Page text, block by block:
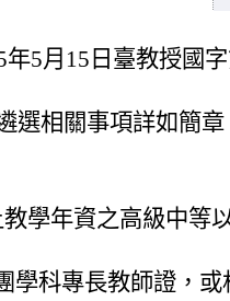
5月15日臺教授國
選相關事項詳如簡
學年資之高級中等
學科專長教師證，